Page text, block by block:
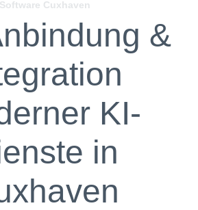
Software Cuxhaven
&
KI-
in